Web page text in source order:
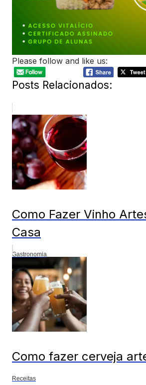
Please follow and like us:
Posts Relacionados:
Como Fazer Vinho
Casa
Gastronomia
Como fazer cerveja
Receitas